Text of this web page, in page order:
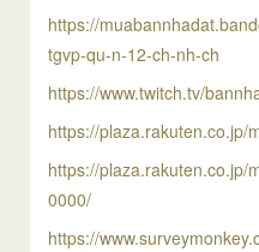
https://
tgvp-qu-n-12-ch-nh-ch
https://www.twitch.tv/
https://plaza.rakuten.co.jp/
https://plaza.rakuten.co.jp/
0000/
https://